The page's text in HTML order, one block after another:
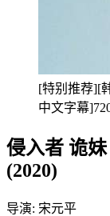
[特别推荐][
中文字幕
侵入者 诡
(2020)
导演: 宋元平